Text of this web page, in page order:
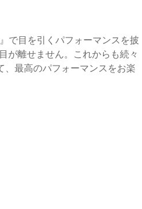
で目を引くパフォーマンスを披
が離せません。これからも続々
最高のパフォーマンスをお楽